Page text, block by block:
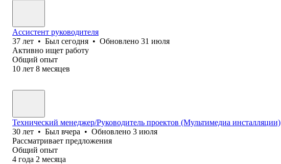
Ассистент руководителя
37 лет • Был сегодня • Обновлено 31 июля
Активно ищет работу
Общий опыт
10 лет 8 месяцев
Технический менеджер/Руководитель проектов (Мультимедиа инсталляции)
30 лет • Был вчера • Обновлено 3 июля
Рассматривает предложения
Общий опыт
4 года 2 месяца